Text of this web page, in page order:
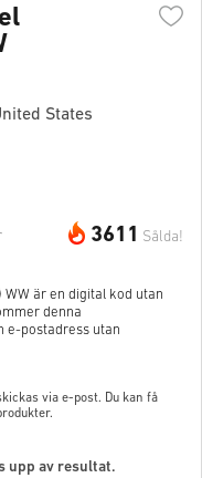
States
3611 Sålda!
WW är en digital kod utan
denna
e-postadress utan
via e-post. Du kan få
upp av resultat.